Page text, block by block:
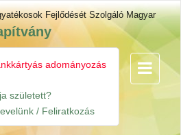
Fejlődését Szolgáló Magyar
adományozás
született?
/ Feliratkozás
Navigáció